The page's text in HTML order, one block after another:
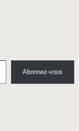
Abonnez-vous